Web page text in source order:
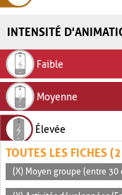
INTENSITÉ
Faible
Moyenne
Élevée
TOUTES LES FICHES
(X) Moyen groupe (entre 30